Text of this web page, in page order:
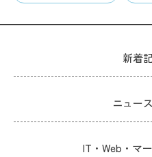
新着
ニュー
IT・Web・マ